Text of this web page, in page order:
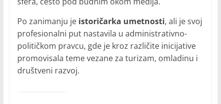
Po zanimanju je istoričarka umetnosti, ali je svoj
profesionalni put nastavila u administrativno-
političkom pravcu, gde je kroz različite inicijative
promovisala teme vezane za turizam, omladinu i
društveni razvoj.